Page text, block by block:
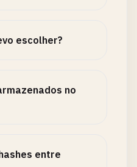
escolher?
no
entre